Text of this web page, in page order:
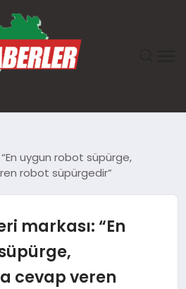
“En uygun robot süpürge,
robot süpürgedir”
markası: “En
cevap veren